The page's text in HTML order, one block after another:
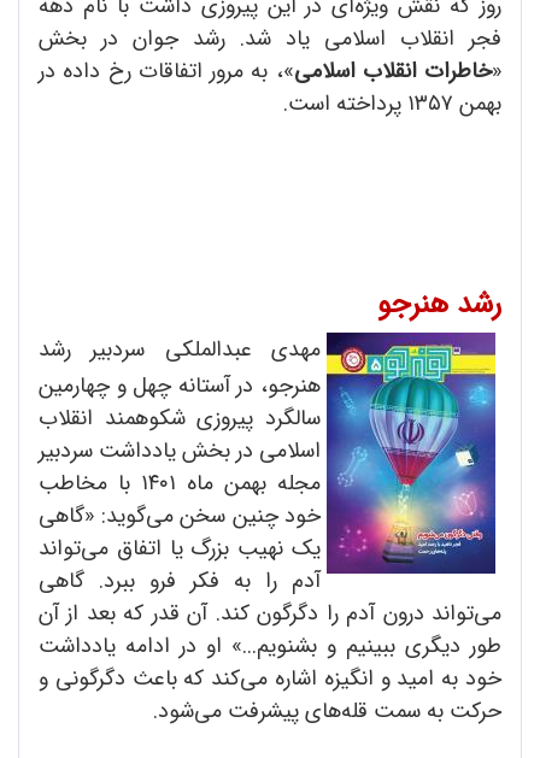
فجر انقلاب اسلامی یاد شد. رشد جوان در بخش
«خاطرات انقلاب اسلامی»، به مرور اتفاقات رخ داده در
بهمن ۱۳۵۷ پرداخته است.
رشد هنرجو
مهدی عبدالملکی سردبیر رشد
هنرجو، در آستانه چهل و چهارمین
سالگرد پیروزی شکوهمند انقلاب
اسلامی در بخش یادداشت سردبیر
مجله بهمن ماه ۱۴۰۱ با مخاطب
خود چنین سخن می‌گوید: «گاهی
یک نهیب بزرگ یا اتفاق می‌تواند
آدم را به فکر فرو ببرد. گاهی
می‌تواند درون آدم را دگرگون کند. آن قدر که بعد از آن
طور دیگری ببینیم و بشنویم...» او در ادامه یادداشت
خود به امید و انگیزه اشاره می‌کند که باعث دگرگونی و
حرکت به سمت قله‌های پیشرفت می‌شود.